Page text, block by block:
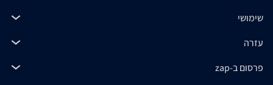
שימושי
עזרה
פרסום ב-zap